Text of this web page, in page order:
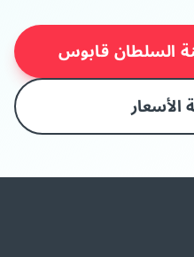
السلطان قابوس